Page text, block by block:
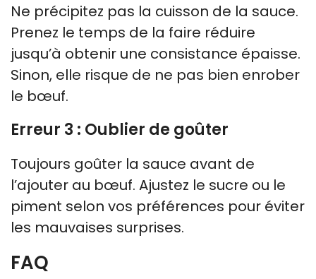
Ne précipitez pas la cuisson de la sauce.
Prenez le temps de la faire réduire
jusqu’à obtenir une consistance épaisse.
Sinon, elle risque de ne pas bien enrober
le bœuf.
Erreur 3 : Oublier de goûter
Toujours goûter la sauce avant de
l’ajouter au bœuf. Ajustez le sucre ou le
piment selon vos préférences pour éviter
les mauvaises surprises.
FAQ